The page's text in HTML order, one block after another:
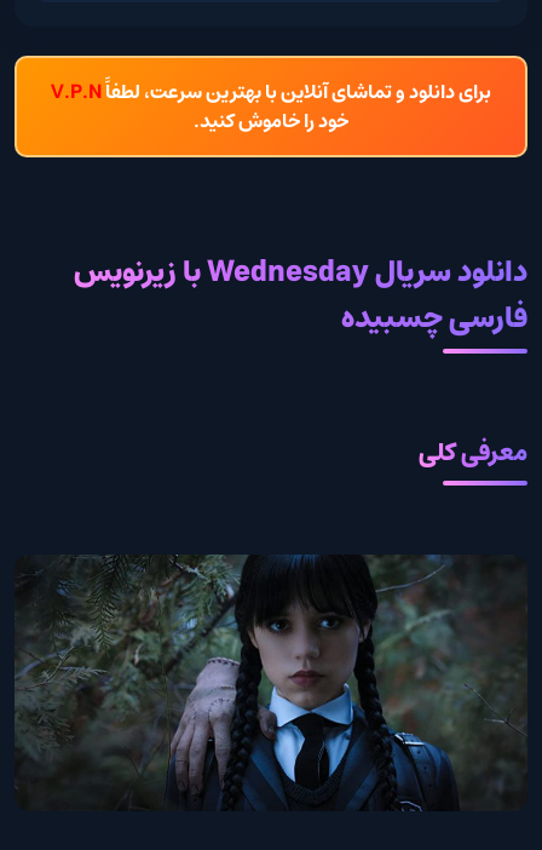
برای دانلود و تماشای آنلاین با بهترین سرعت، لطفاًV.P.N
خود را خاموش کنید.
دانلود سریال Wednesday با زیرنویس
فارسی چسبیده
معرفی کلی